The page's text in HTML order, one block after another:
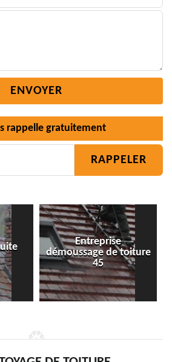
rappelle gratuitement
Isolation toiture 45